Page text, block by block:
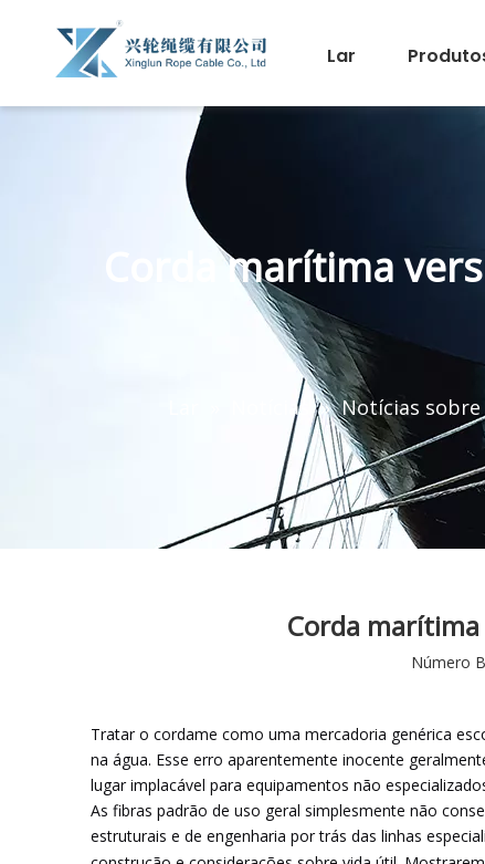
Lar
Corda marítima
Notícias » Notícias
Corda
Número
Tratar o cordame como uma mercadoria genérica
na água. Esse erro aparentemente inocente
lugar implacável para equipamentos não
As fibras padrão de uso geral simplesmente não
estruturais e de engenharia por trás das linhas